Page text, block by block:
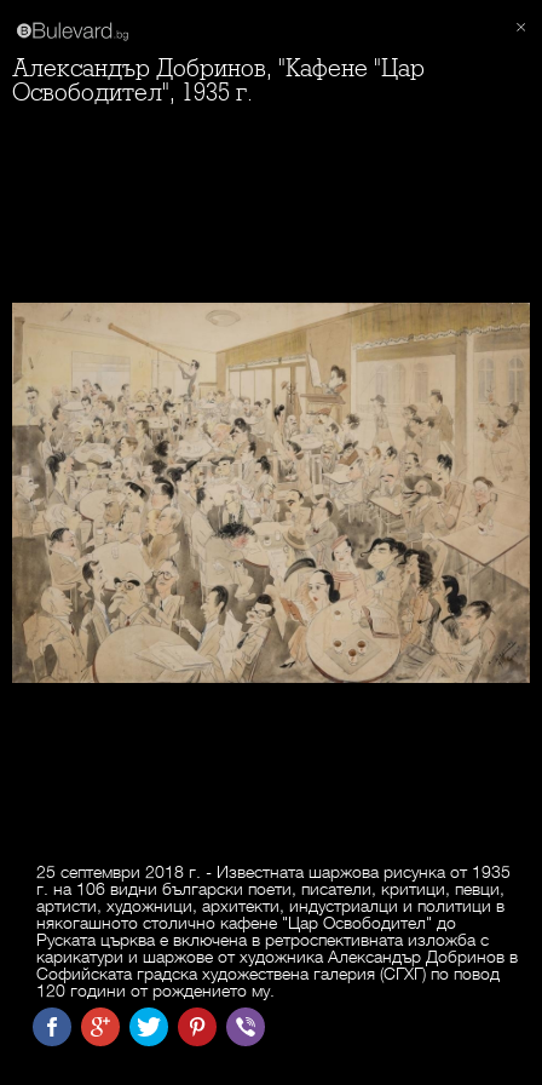
Александър Добринов, "Кафене "Цар
Освободител", 1935 г.
25 септември 2018 г. - Известната шаржова рисунка от 1935
г. на 106 видни български поети, писатели, критици, певци,
артисти, художници, архитекти, индустриалци и политици в
някогашното столично кафене "Цар Освободител" до
Руската църква е включена в ретроспективната изложба с
карикатури и шаржове от художника Александър Добринов в
Софийската градска художествена галерия (СГХГ) по повод
120 години от рождението му.